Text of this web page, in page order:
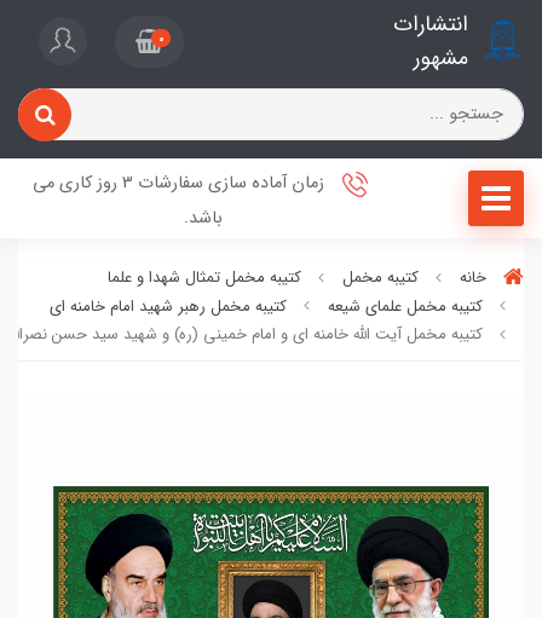
انتشارات
مشهور
0
زمان آماده سازی سفارشات 3 روز کاری می
باشد.
خانه کتیبه مخمل
کتیبه مخمل تمثال شهدا و علما
کتیبه مخمل علمای شیعه
کتیبه مخمل رهبر شهید امام خامنه ای
کتیبه مخمل آیت الله خامنه ای و امام خمینی (ره) و شهید سید حسن نصرالله